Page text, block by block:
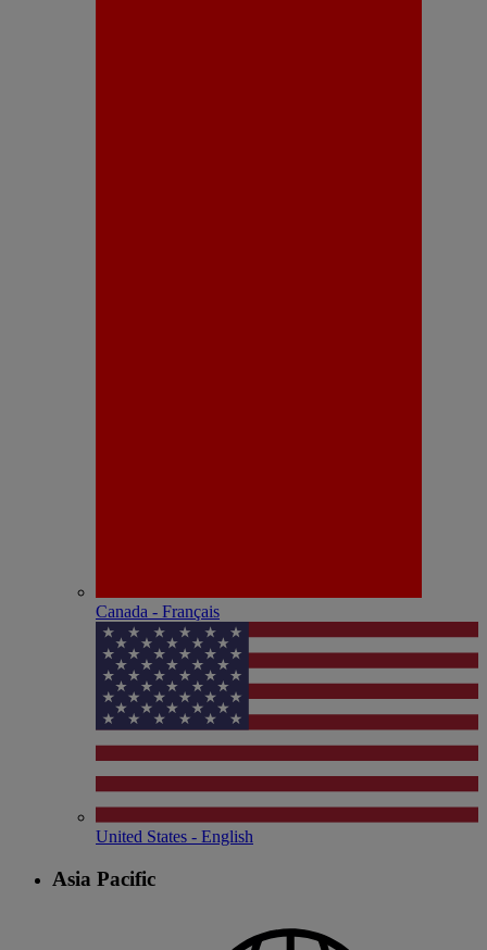
Canada - Français
United States - English
Asia Pacific